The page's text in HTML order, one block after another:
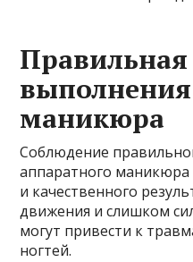
Правильная
маникюра
Соблюдение
аппаратного маникюра
и качественного
движения и слишком
могут привести к
ногтей.